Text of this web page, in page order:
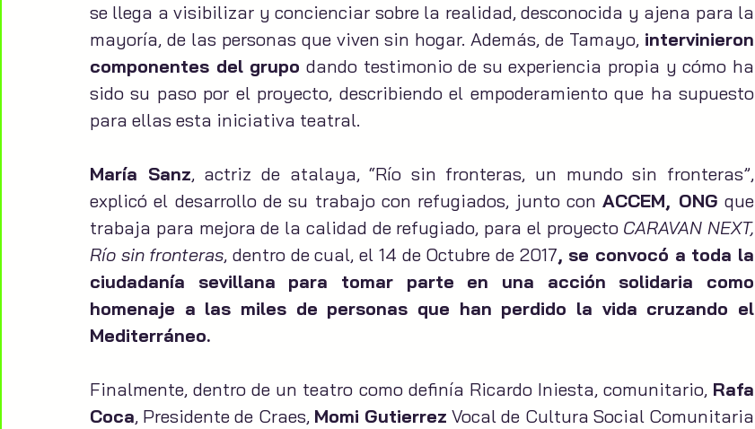
se llega a visibilizar y concienciar sobre la realidad, desconocida y ajena para la
mayoría, de las personas que viven sin hogar. Además, de Tamayo, intervinieron
componentes del grupo dando testimonio de su experiencia propia y cómo ha
sido su paso por el proyecto, describiendo el empoderamiento que ha supuesto
para ellas esta iniciativa teatral.
María Sanz, actriz de atalaya, “Río sin fronteras, un mundo sin fronteras”,
explicó el desarrollo de su trabajo con refugiados, junto con ACCEM, ONG que
trabaja para mejora de la calidad de refugiado, para el proyecto CARAVAN NEXT,
Río sin fronteras, dentro de cual, el 14 de Octubre de 2017, se convocó a toda la
ciudadanía sevillana para tomar parte en una acción solidaria como
homenaje a las miles de personas que han perdido la vida cruzando el
Mediterráneo.
Finalmente, dentro de un teatro como definía Ricardo Iniesta, comunitario, Rafa
Coca, Presidente de Craes, Momi Gutierrez Vocal de Cultura Social Comunitaria